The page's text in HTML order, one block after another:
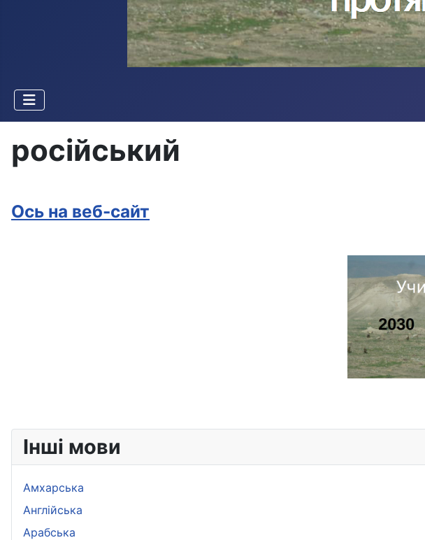
російський
Ось на веб-сайт
Інші мови
Амхарська
Aнглійська
Арабська